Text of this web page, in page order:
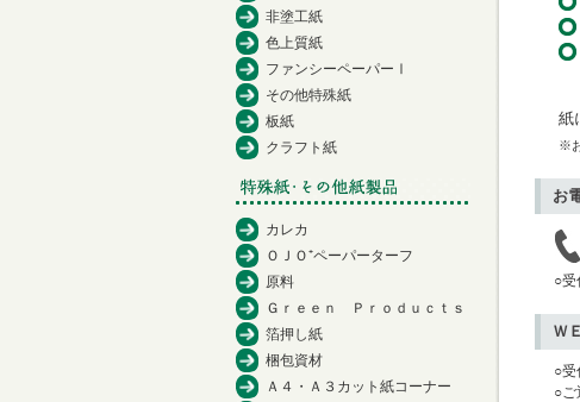
紙
※
お
○
Ｗ
○受
○
非塗工紙
色上質紙
ファンシーペーパーⅠ
その他特殊紙
板紙
クラフト紙
カレカ
ＯＪＯ⁺ペーパーターフ
原料
Ｇｒｅｅｎ Ｐｒｏｄｕｃｔｓ
箔押し紙
梱包資材
Ａ４・Ａ３カット紙コーナー